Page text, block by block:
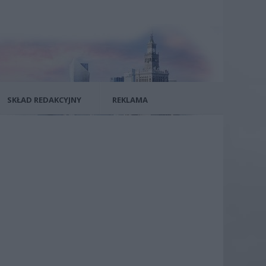
SKŁAD REDAKCYJNY REKLAMA